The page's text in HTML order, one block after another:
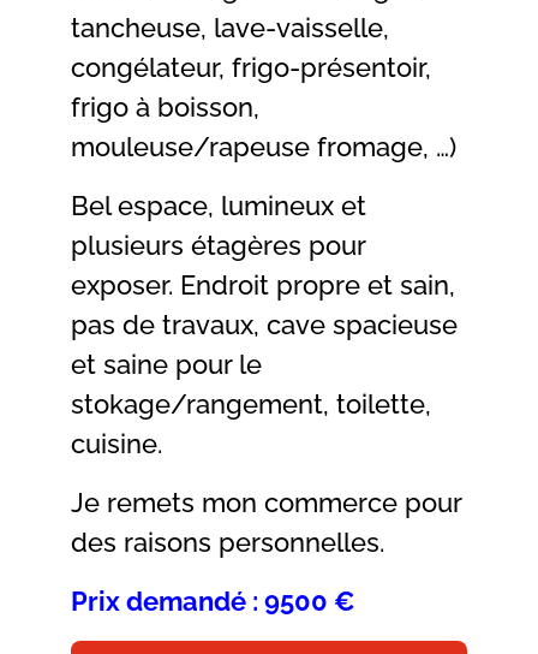
tancheuse, lave-vaisselle,
congélateur, frigo-présentoir,
frigo à boisson,
mouleuse/rapeuse fromage, …)
Bel espace, lumineux et
plusieurs étagères pour
exposer. Endroit propre et sain,
pas de travaux, cave spacieuse
et saine pour le
stokage/rangement, toilette,
cuisine.
Je remets mon commerce pour
des raisons personnelles.
Prix demandé : 9500 €